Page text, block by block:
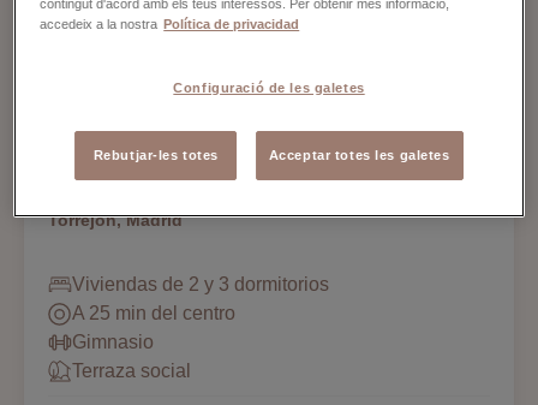
Be Casa Essential
Torrejón
Torrejón, Madrid
Viviendas de 2 y 3 dormitorios
A 25 min del centro
Gimnasio
Terraza social
contingut d'acord amb els teus interessos. Per obtenir més informació,
accedeix a la nostra Política de privacidad
Configuració de les galetes
Rebutjar-les totes Acceptar totes les galetes